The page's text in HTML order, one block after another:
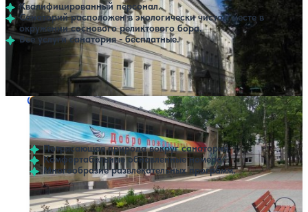
Квалифицированный персонал.
Санаторий расположен в экологически чистом месте в
окружении соснового реликтового бора.
Все услуги санатория - бесплатные.
Профилей лечения:1
Санаторий Сокол
Калуга
Потрясающая природа вокруг санатория.
Комфортабельные обновленные номера.
Многообразие развлекательных программ.
Профилей лечения:2
Нет цен или свободных мест на выбранные даты
Выбрать другой вариант